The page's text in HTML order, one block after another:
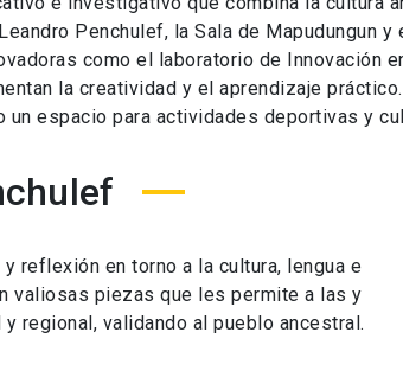
Penchulef, la Sala de Mapudungun
como el laboratorio de Innovación
la creatividad y el aprendizaje
espacio para actividades deportivas y
reflexión en torno a la cultura, lengua e
valiosas piezas que les permite a las y
regional, validando al pueblo ancestral.